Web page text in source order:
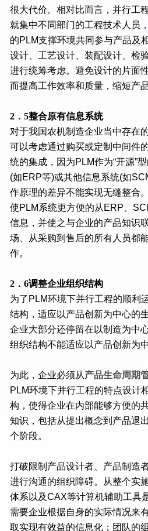
很大代价。相对比而言，并行工
就集中不同部门的工程技术人员
的PLM支撑环境共同参与产品及
设计、工艺设计、装配设计、检
进行统筹考虑。避免设计的片面
而提高工作效率和质量，缩短产
2．5整合原有信息系统
对于我国农机制造企业当中存在
可以考虑通过购买或定制中间件
统的集成，因为PLM作为“开源”
(如ERP等)或其他信息系统(如
作原理的差异不能实现无缝整合
使PLM系统更方便的从ERP、
信息，并使之与企业的产品知识
场、从采购到售后的所有人员都
作。
2．6调整企业组织结构
为了PLM环境下并行工程的顺利
结构，适应以产品创新为中心的
企业大部分还停留在以制造为中
组织结构不能适应以产品创新为
为此，企业必须从产品生命周期
PLM环境下并行工程的特点设计
构，使得企业在内部能够方便的
知识，包括从提出概念到产品退
个阶段。
打破限制产品设计者、产品制造
进行沟通的组织障碍。从整个实
体系以及CAX等计算机辅助工具
需要企业根据自身的实际情况来
取实现有效益的信息化；团队的